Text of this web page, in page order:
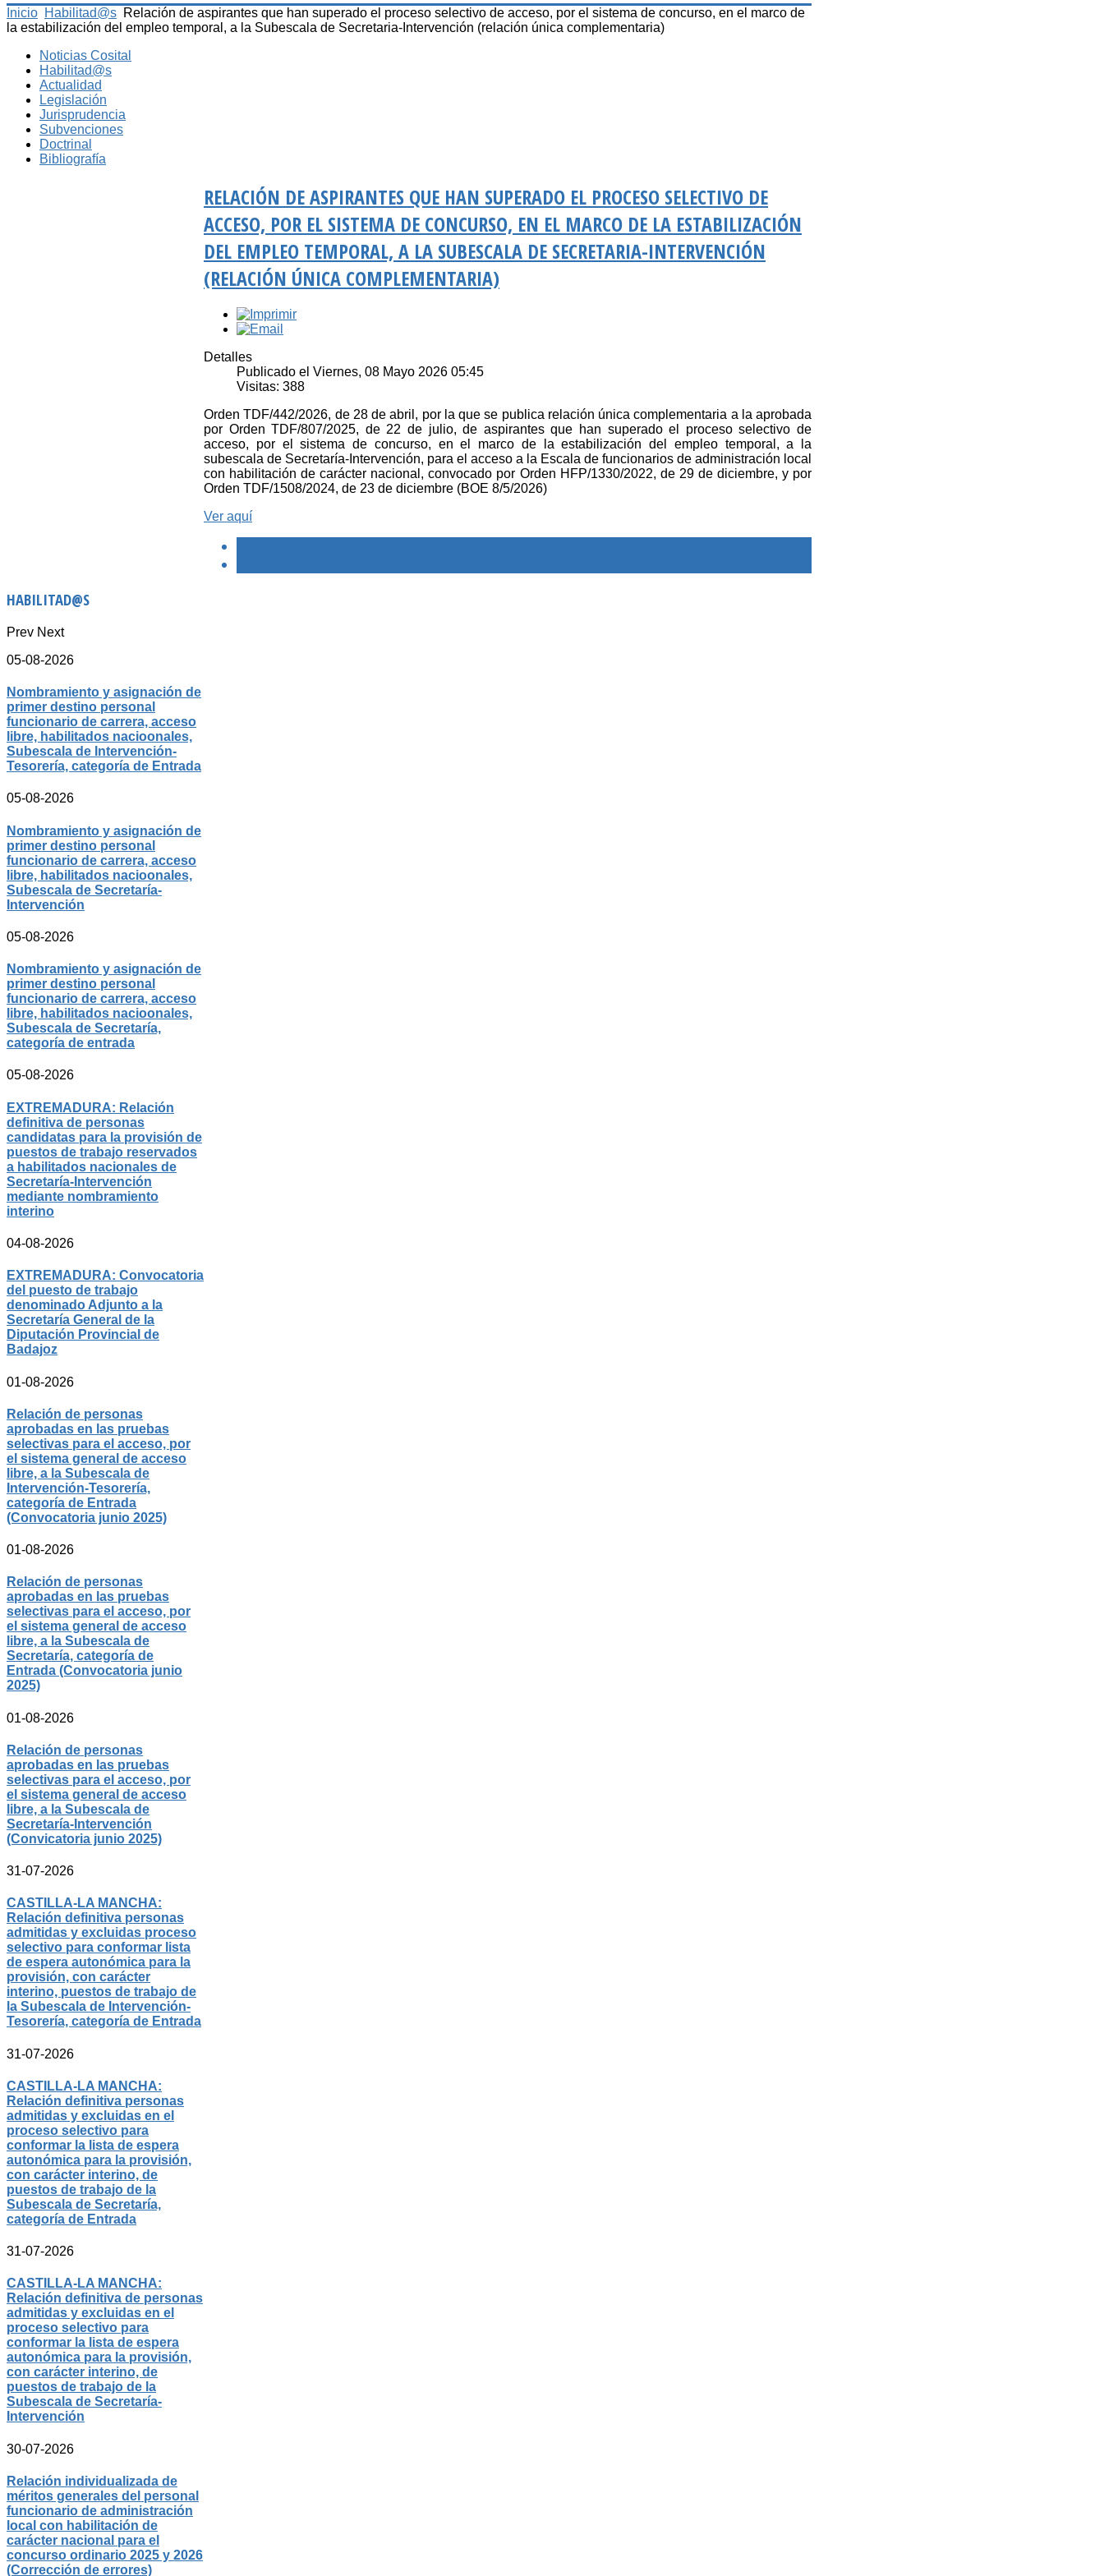
Inicio Habilitad@s Relación de aspirantes que han superado el proceso selectivo de acceso, por el sistema de concurso, en el marco de
la estabilización del empleo temporal, a la Subescala de Secretaria-Intervención (relación única complementaria)
Noticias Cosital
Habilitad@s
Actualidad
Legislación
Jurisprudencia
Subvenciones
Doctrinal
Bibliografía
RELACIÓN DE ASPIRANTES QUE HAN SUPERADO EL PROCESO SELECTIVO DE
ACCESO, POR EL SISTEMA DE CONCURSO, EN EL MARCO DE LA ESTABILIZACIÓN
DEL EMPLEO TEMPORAL, A LA SUBESCALA DE SECRETARIA-INTERVENCIÓN
(RELACIÓN ÚNICA COMPLEMENTARIA)
Detalles
Publicado el Viernes, 08 Mayo 2026 05:45
Visitas: 388
Orden TDF/442/2026, de 28 de abril, por la que se publica relación única complementaria a la aprobada
por Orden TDF/807/2025, de 22 de julio, de aspirantes que han superado el proceso selectivo de
acceso, por el sistema de concurso, en el marco de la estabilización del empleo temporal, a la
subescala de Secretaría-Intervención, para el acceso a la Escala de funcionarios de administración local
con habilitación de carácter nacional, convocado por Orden HFP/1330/2022, de 29 de diciembre, y por
Orden TDF/1508/2024, de 23 de diciembre (BOE 8/5/2026)
Ver aquí
HABILITAD@S
Prev Next
05-08-2026
Nombramiento y asignación de
primer destino personal
funcionario de carrera, acceso
libre, habilitados nacioonales,
Subescala de Intervención-
Tesorería, categoría de Entrada
05-08-2026
Nombramiento y asignación de
primer destino personal
funcionario de carrera, acceso
libre, habilitados nacioonales,
Subescala de Secretaría-
Intervención
05-08-2026
Nombramiento y asignación de
primer destino personal
funcionario de carrera, acceso
libre, habilitados nacioonales,
Subescala de Secretaría,
categoría de entrada
05-08-2026
EXTREMADURA: Relación
definitiva de personas
candidatas para la provisión de
puestos de trabajo reservados
a habilitados nacionales de
Secretaría-Intervención
mediante nombramiento
interino
04-08-2026
EXTREMADURA: Convocatoria
del puesto de trabajo
denominado Adjunto a la
Secretaría General de la
Diputación Provincial de
Badajoz
01-08-2026
Relación de personas
aprobadas en las pruebas
selectivas para el acceso, por
el sistema general de acceso
libre, a la Subescala de
Intervención-Tesorería,
categoría de Entrada
(Convocatoria junio 2025)
01-08-2026
Relación de personas
aprobadas en las pruebas
selectivas para el acceso, por
el sistema general de acceso
libre, a la Subescala de
Secretaría, categoría de
Entrada (Convocatoria junio
2025)
01-08-2026
Relación de personas
aprobadas en las pruebas
selectivas para el acceso, por
el sistema general de acceso
libre, a la Subescala de
Secretaría-Intervención
(Convicatoria junio 2025)
31-07-2026
CASTILLA-LA MANCHA:
Relación definitiva personas
admitidas y excluidas proceso
selectivo para conformar lista
de espera autonómica para la
provisión, con carácter
interino, puestos de trabajo de
la Subescala de Intervención-
Tesorería, categoría de Entrada
31-07-2026
CASTILLA-LA MANCHA:
Relación definitiva personas
admitidas y excluidas en el
proceso selectivo para
conformar la lista de espera
autonómica para la provisión,
con carácter interino, de
puestos de trabajo de la
Subescala de Secretaría,
categoría de Entrada
31-07-2026
CASTILLA-LA MANCHA:
Relación definitiva de personas
admitidas y excluidas en el
proceso selectivo para
conformar la lista de espera
autonómica para la provisión,
con carácter interino, de
puestos de trabajo de la
Subescala de Secretaría-
Intervención
30-07-2026
Relación individualizada de
méritos generales del personal
funcionario de administración
local con habilitación de
carácter nacional para el
concurso ordinario 2025 y 2026
(Corrección de errores)